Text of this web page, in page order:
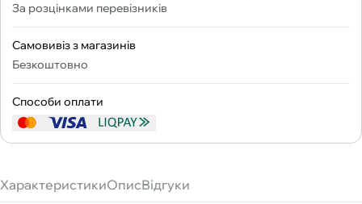
За розцінками перевізників
Самовивіз з магазинів
Безкоштовно
Способи оплати
ХарактеристикиОписВідгуки